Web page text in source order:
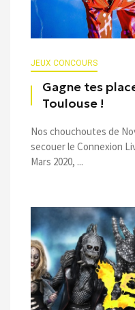
JEUX CONCOURS
Gagne tes
Toulouse !
Nos chouchoutes de
secouer le Connexion
Mars 2020, ...